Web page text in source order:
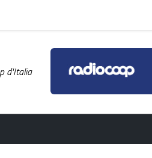
d'Italia